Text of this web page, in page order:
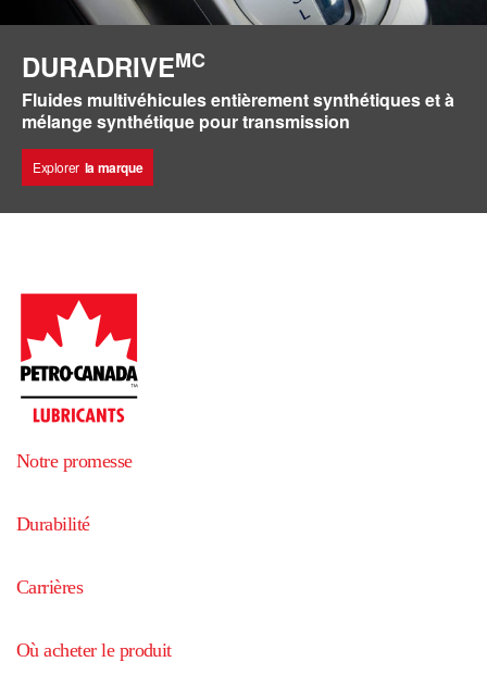
DURADRIVEMC
Fluides multivéhicules entièrement synthétiques et à
mélange synthétique pour transmission
Explorer la marque
Notre promesse
Durabilité
Carrières
Où acheter le produit